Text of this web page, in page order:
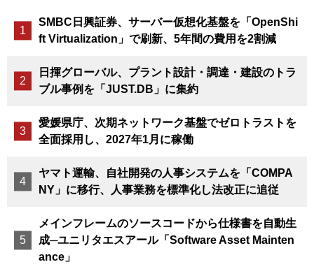
SMBC日興証券、サーバー仮想化基盤を「OpenShi
ft Virtualization」で刷新、5年間の費用を2割減
日揮グローバル、プラント設計・調達・建設のトラ
ブル事例を「JUST.DB」に集約
愛媛県庁、次期ネットワーク基盤でゼロトラストを
全面採用し、2027年1月に稼働
ヤマト運輸、自社開発の人事システムを「COMPA
NY」に移行、人事業務を標準化し法改正に追従
メインフレームのソースコードから仕様書を自動生
成─ユニリタエスアール「Software Asset Mainten
ance」